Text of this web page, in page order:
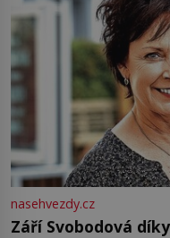
nasehvezdy.cz
Září Svobodová